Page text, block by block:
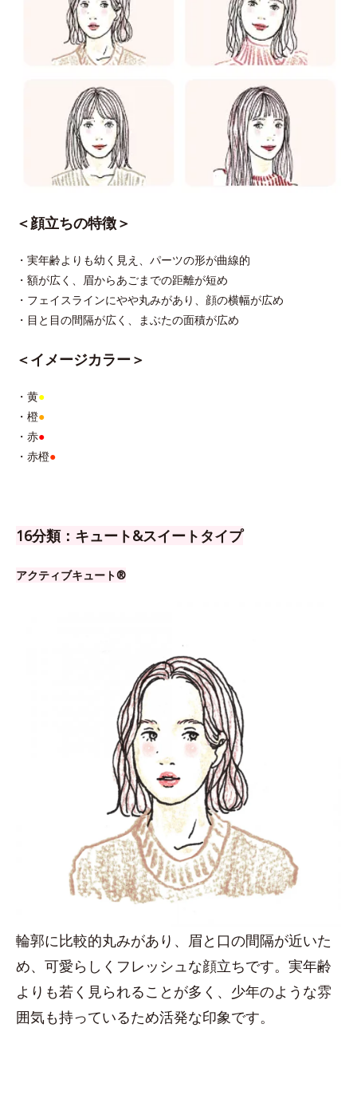
＜顔立ちの特徴＞
・実年齢よりも幼く見え、パーツの形が曲線的
・額が広く、眉からあごまでの距離が短め
・フェイスラインにやや丸みがあり、顔の横幅が広め
・目と目の間隔が広く、まぶたの面積が広め
＜イメージカラー＞
・黄●
・橙●
・赤●
・赤橙●
16分類：キュート&スイートタイプ
アクティブキュート®
輪郭に比較的丸みがあり、眉と口の間隔が近いた
め、可愛らしくフレッシュな顔立ちです。実年齢
よりも若く見られることが多く、少年のような雰
囲気も持っているため活発な印象です。